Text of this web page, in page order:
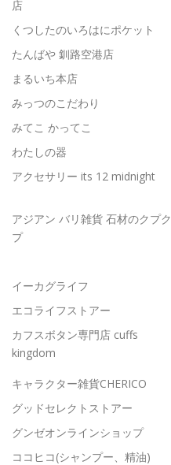
店
くつしたのいろはにポケット
たんばや 釧路空港店
まるいち本店
みっつのこだわり
みてこ かってこ
わたしの器
アクセサリー its 12 midnight
アジアン バリ雑貨 石材のクプク
プ
イーカグライフ
エコライフストアー
カフスボタン専門店 cuffs
kingdom
キャラクター雑貨CHERICO
グッドセレクトストアー
グンゼオンラインショップ
ココヒコ(シャンプー、精油)